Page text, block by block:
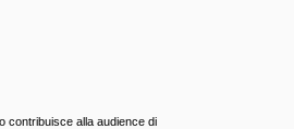
contribuisce alla audience di